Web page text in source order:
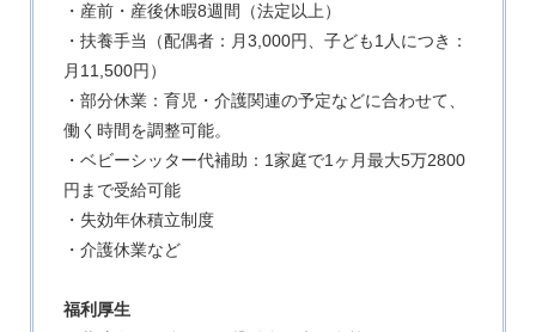
・産前・産後休暇8週間（法定以上）
・扶養手当（配偶者：月3,000円、子ども1人につき：
月11,500円）
・部分休業：育児・介護関連の予定などに合わせて、
働く時間を調整可能。
・ベビーシッター代補助：1家庭で1ヶ月最大5万2800
円まで受給可能
・失効年休積立制度
・介護休業など
福利厚生